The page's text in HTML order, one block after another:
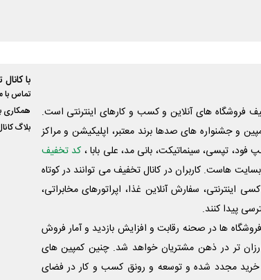
فروشگاه های آنلاین و کسب و‌ کارهای اینترنتی است.
و جشنواره های صدها برند معتبر، اپلیکیشن و مراکز
فود، تپسی، سینماتیکت، بانی مد، علی‌ بابا ، کد تخفیف
‌هاست. کاربران در کانال تخفیف می توانند در کوتاه
سفارش آنلاین غذا، اپراتورهای مخابراتی،
پیدا کنند.
ها در صحنه رقابت و افزایش بازدید و آمار فروش
تر در ذهن مشتریان خواهد شد. چنین کمپین های
خرید مجدد شده و توسعه و رونق کسب و کار در فضای
با
تماس با
همکاری
بلاگ